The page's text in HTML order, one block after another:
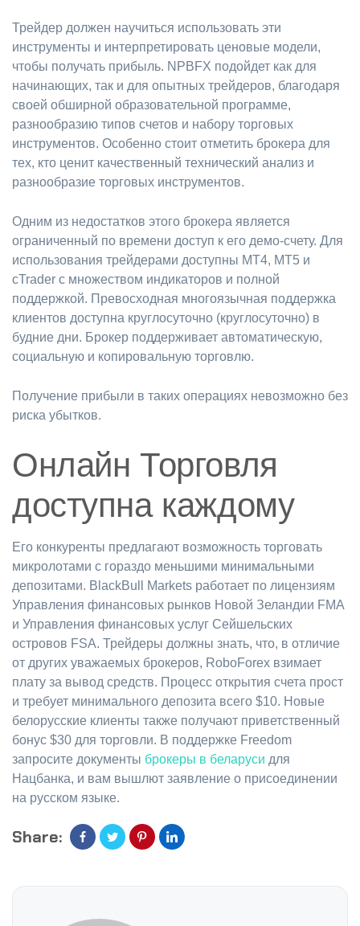
Трейдер должен научиться использовать эти
инструменты и интерпретировать ценовые модели,
чтобы получать прибыль. NPBFX подойдет как для
начинающих, так и для опытных трейдеров, благодаря
своей обширной образовательной программе,
разнообразию типов счетов и набору торговых
инструментов. Особенно стоит отметить брокера для
тех, кто ценит качественный технический анализ и
разнообразие торговых инструментов.
Одним из недостатков этого брокера является
ограниченный по времени доступ к его демо-счету. Для
использования трейдерами доступны MT4, MT5 и
cTrader с множеством индикаторов и полной
поддержкой. Превосходная многоязычная поддержка
клиентов доступна круглосуточно (круглосуточно) в
будние дни. Брокер поддерживает автоматическую,
социальную и копировальную торговлю.
Получение прибыли в таких операциях невозможно без
риска убытков.
Онлайн Торговля
доступна каждому
Его конкуренты предлагают возможность торговать
микролотами с гораздо меньшими минимальными
депозитами. BlackBull Markets работает по лицензиям
Управления финансовых рынков Новой Зеландии FMA
и Управления финансовых услуг Сейшельских
островов FSA. Трейдеры должны знать, что, в отличие
от других уважаемых брокеров, RoboForex взимает
плату за вывод средств. Процесс открытия счета прост
и требует минимального депозита всего $10. Новые
белорусские клиенты также получают приветственный
бонус $30 для торговли. В поддержке Freedom
запросите документы брокеры в беларуси для
Нацбанка, и вам вышлют заявление о присоединении
на русском языке.
Share: